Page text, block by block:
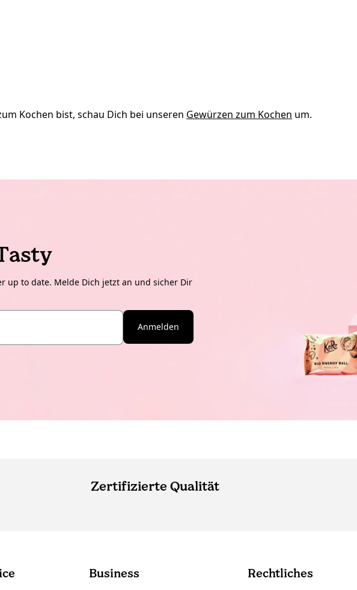
Kochen bist, schau Dich bei unseren Gewürzen zum Kochen um.
up to date. Melde Dich jetzt an und sicher Dir
Anmelden
Zertifizierte Qualität
Business Rechtliches